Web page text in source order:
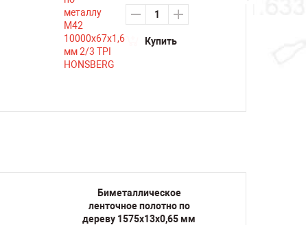
Купить
Биметаллическое
ленточное полотно по
дереву 1575х13х0,65 мм